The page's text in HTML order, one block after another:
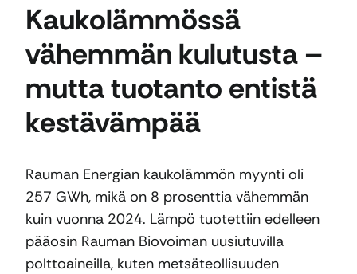
Kaukolämmössä
vähemmän kulutusta –
mutta tuotanto entistä
kestävämpää
Rauman Energian kaukolämmön myynti oli
257 GWh, mikä on 8 prosenttia vähemmän
kuin vuonna 2024. Lämpö tuotettiin edelleen
pääosin Rauman Biovoiman uusiutuvilla
polttoaineilla, kuten metsäteollisuuden